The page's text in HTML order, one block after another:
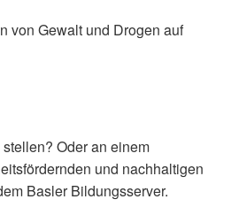
von Gewalt und Drogen auf
Oder an einem
und nachhaltigen
Basler Bildungsserver.